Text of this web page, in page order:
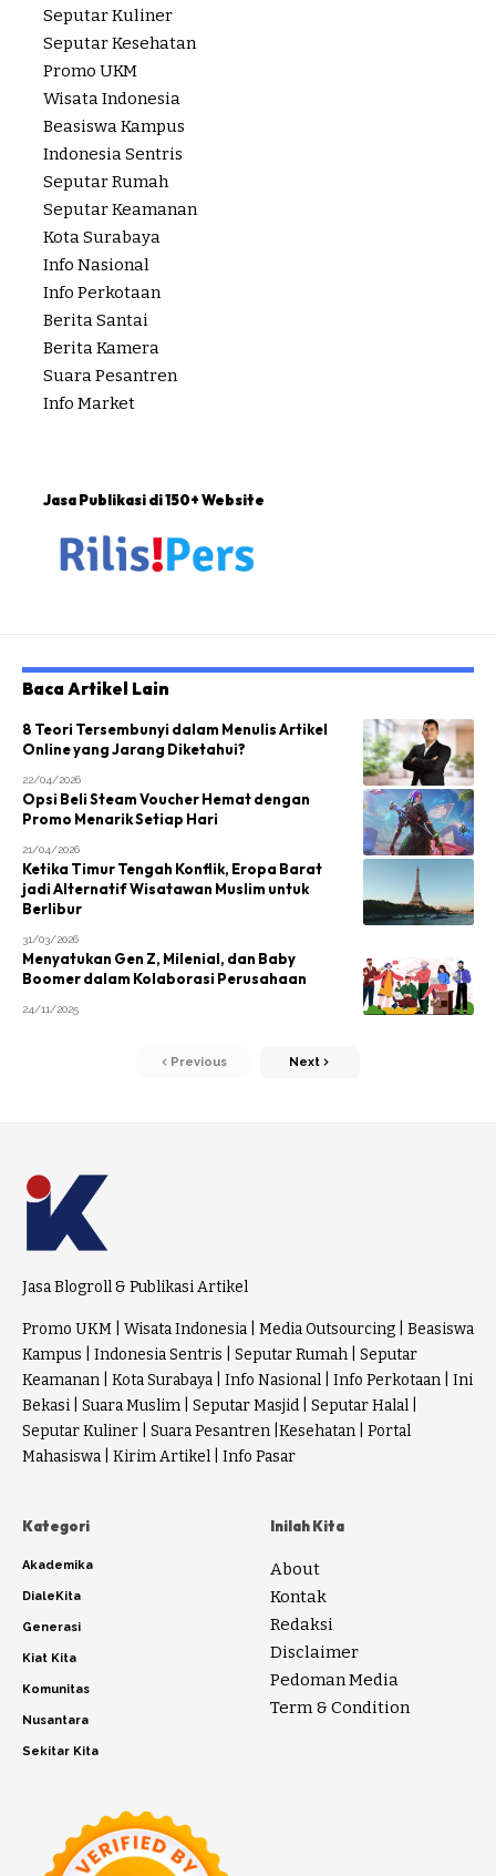
Seputar Kuliner
Seputar Kesehatan
Promo UKM
Wisata Indonesia
Beasiswa Kampus
Indonesia Sentris
Seputar Rumah
Seputar Keamanan
Kota Surabaya
Info Nasional
Info Perkotaan
Berita Santai
Berita Kamera
Suara Pesantren
Info Market
Jasa Publikasi di 150+ Website
Baca Artikel Lain
8 Teori Tersembunyi dalam Menulis Artikel
Online yang Jarang Diketahui?
22/04/2026
Opsi Beli Steam Voucher Hemat dengan
Promo Menarik Setiap Hari
21/04/2026
Ketika Timur Tengah Konflik, Eropa Barat
jadi Alternatif Wisatawan Muslim untuk
Berlibur
31/03/2026
Menyatukan Gen Z, Milenial, dan Baby
Boomer dalam Kolaborasi Perusahaan
24/11/2025
Previous Next
Jasa Blogroll & Publikasi Artikel
Promo UKM Wisata Indonesia Media Outsourcing
Beasiswa
Kampus
Indonesia Sentris Seputar Rumah
Seputar
Keamanan
Kota Surabaya Info Nasional Info Perkotaan
Ini
Bekasi
Suara Muslim Seputar Masjid Seputar Halal
Seputar Kuliner
Suara Pesantren Kesehatan
Portal
Mahasiswa
Kirim Artikel Info Pasar
Kategori
Akademika
DialeKita
Generasi
Kiat Kita
Komunitas
Nusantara
Sekitar Kita
Inilah Kita
About
Kontak
Redaksi
Disclaimer
Pedoman Media
Term & Condition